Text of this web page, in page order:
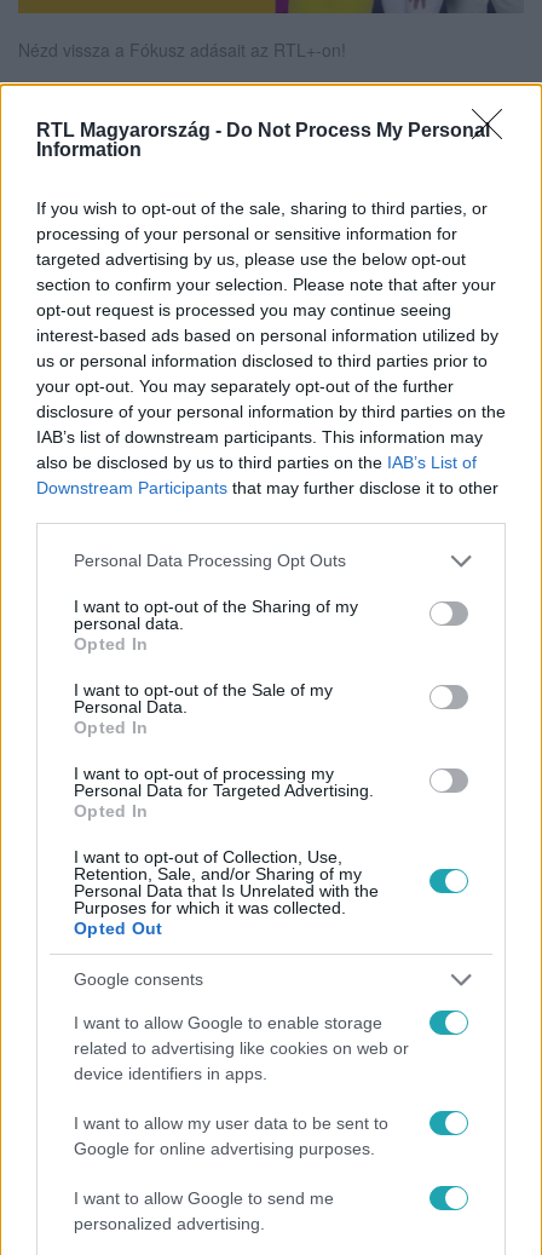
RTL Magyarország - Do Not Process My Personal
Information
If you wish to opt-out of the sale, sharing to third parties, or
processing of your personal or sensitive information for
targeted advertising by us, please use the below opt-out
section to confirm your selection. Please note that after your
opt-out request is processed you may continue seeing
interest-based ads based on personal information utilized by
us or personal information disclosed to third parties prior to
your opt-out. You may separately opt-out of the further
disclosure of your personal information by third parties on the
IAB’s list of downstream participants. This information may
also be disclosed by us to third parties on the IAB’s List of
Downstream Participants that may further disclose it to other
Please note that this website/app uses one or more Google
not limited to your visit or usage behaviour. You may click to
grant or deny consent to Google and its third-party tags to
use your data for below specified purposes in below Google
consent section.
Personal Data Processing Opt Outs
I want to opt-out of the Sharing of my
personal data.
Opted In
I want to opt-out of the Sale of my
Personal Data.
Opted In
I want to opt-out of processing my
Personal Data for Targeted Advertising.
Opted In
I want to opt-out of Collection, Use,
Retention, Sale, and/or Sharing of my
Personal Data that Is Unrelated with the
Purposes for which it was collected.
Opted Out
Google consents
I want to allow Google to enable storage
related to advertising like cookies on web or
device identifiers in apps.
I want to allow my user data to be sent to
Google for online advertising purposes.
I want to allow Google to send me
personalized advertising.
Nézd vissza a Fókusz adásait az RTL+-on!
Itt állítsd be, hogy az RTL.hu az elsők között
Kövess minket, és értesülj a friss hírekről a
Facebookon is!
TERRORTÁMADÁS FESZTIVÁL #IZRAEL #FILM
2:46